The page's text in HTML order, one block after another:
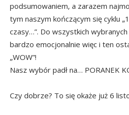
podsumowaniem, a zarazem
tym naszym kończącym się cyklu
czasy…”. Do wszystkich
bardzo emocjonalnie więc i ten
„WOW”!
Nasz wybór padł na… PORANEK
Czy dobrze? To się okaże już 6